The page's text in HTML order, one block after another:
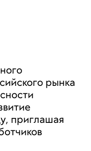
рынка
приглашая